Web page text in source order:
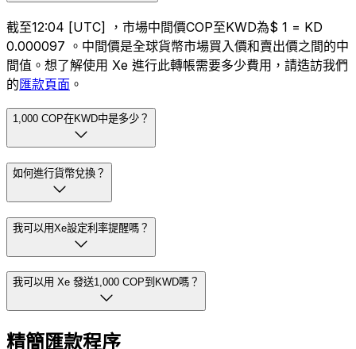
截至12:04 [UTC] ，市場中間價COP至KWD為$ 1 = KD
0.000097 。中間價是全球貨幣市場買入價和賣出價之間的中
間值。想了解使用 Xe 進行此轉帳需要多少費用，請造訪我們
的匯款頁面 。
1,000 COP在KWD中是多少？
如何進行貨幣兌換？
我可以用Xe設定利率提醒嗎？
我可以用 Xe 發送1,000 COP到KWD嗎？
精簡匯款程序